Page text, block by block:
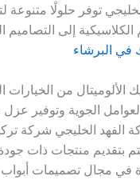
توفر حلولًا متنوعة
الكلاسيكية إلى التصاميم
في البرشاء
الألوميتال من الخيارات
الجوية وتوفير عزل
الفهد الخليجي شركة
بتقديم منتجات ذات
في مجال تصميمات